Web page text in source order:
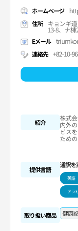
ホームページ
住所 キョンギ
13-8、ナ
Eメール
連絡先 +82-10-
紹介
株式
内外
ビス
ため
く、
ツー
ツー
どが
人材
韓国
ーリ
通じ
て位
提供言語
通訳を
英語
アラ
取り扱い商品 健康